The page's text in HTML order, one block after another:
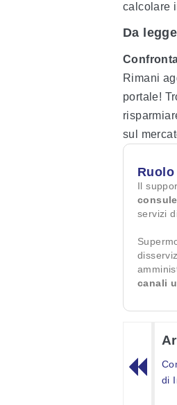
calcolare
Da
Rimani
portale!
sul
Il
servizi
canali
di